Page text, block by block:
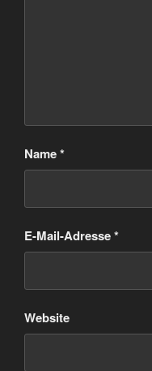
Name*
E-Mail-Adresse*
Website